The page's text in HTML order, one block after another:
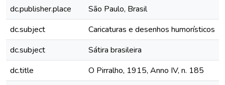
dc.publisher.place
São Paulo, Brasil
dc.subject
Caricaturas e desenhos humorísticos
dc.subject
Sátira brasileira
dc.title
O Pirralho, 1915, Anno IV, n. 185